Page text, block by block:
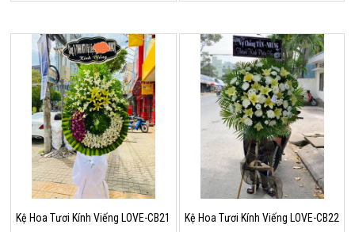
Kệ Hoa Tươi Kính Viếng LOVE-CB21 Kệ Hoa Tươi Kính Viếng LOVE-CB22